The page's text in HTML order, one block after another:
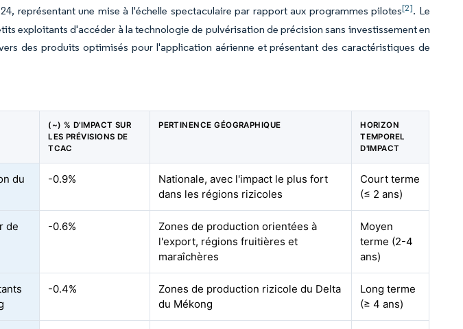
représentant une mise à l'échelle spectaculaire par rapport aux programmes pilotes[2]. Le
exploitants d'accéder à la technologie de pulvérisation de précision sans investissement en
des produits optimisés pour l'application aérienne et présentant des caractéristiques de
(~) % D'IMPACT SUR
LES PRÉVISIONS DE
TCAC
PERTINENCE GÉOGRAPHIQUE
HORIZON
TEMPOREL
D'IMPACT
du
-0.9%
Nationale, avec l'impact le plus fort
dans les régions rizicoles
Court terme
(≤ 2 ans)
de
-0.6%
Zones de production orientées à
l'export, régions fruitières et
maraîchères
Moyen
terme (2-4
ans)
-0.4%
Zones de production rizicole du Delta
du Mékong
Long terme
(≥ 4 ans)